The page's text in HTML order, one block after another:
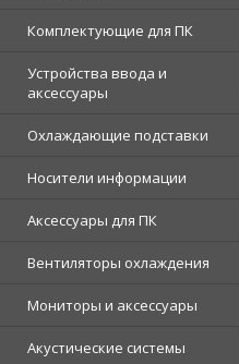
Комплектующие для ПК
Устройства ввода и
аксессуары
Охлаждающие подставки
Носители информации
Аксессуары для ПК
Вентиляторы охлаждения
Мониторы и аксессуары
Акустические системы